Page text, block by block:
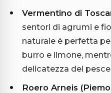
Vermentino di
sentori di agrumi e
naturale è perfetta
burro e limone,
delicatezza del
Roero Arneis